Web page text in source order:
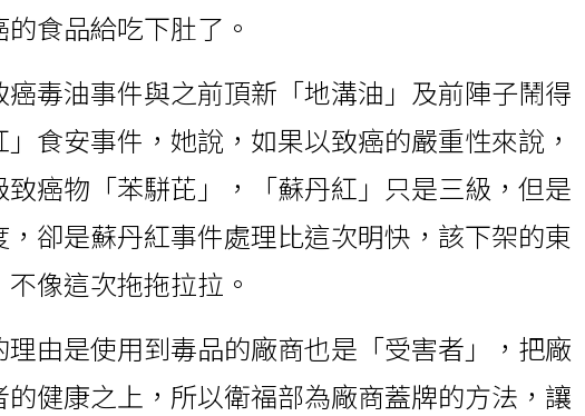
食品給吃下肚了。
毒油事件與之前頂新「地溝油」及前陣子鬧得
食安事件，她說，如果以致癌的嚴重性來說，
癌物「苯駢芘」，「蘇丹紅」只是三級，但是
卻是蘇丹紅事件處理比這次明快，該下架的東
像這次拖拖拉拉。
由是使用到毒品的廠商也是「受害者」，把廠
健康之上，所以衛福部為廠商蓋牌的方法，讓